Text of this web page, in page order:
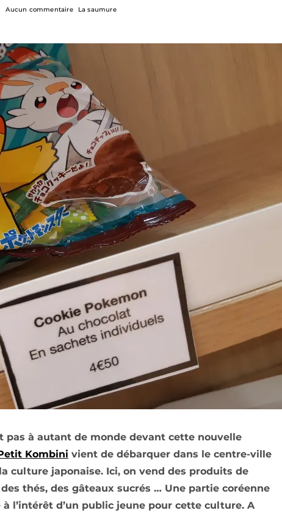
Aucun commentaire La saumure
pas à autant de monde devant cette nouvelle
Kombini vient de débarquer dans le centre-ville
culture japonaise. Ici, on vend des produits de
thés, des gâteaux sucrés … Une partie coréenne
l’intérêt d’un public jeune pour cette culture. A